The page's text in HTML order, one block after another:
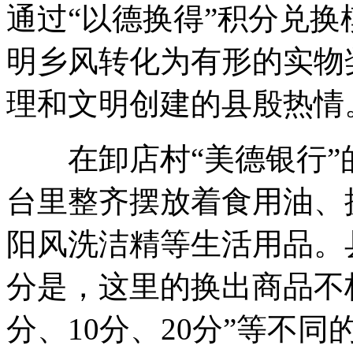
通过“以德换得”积分兑
明乡风转化为有形的实
理和文明创建的县殷热情
在卸店村“美德银行”
台里整齐摆放着食用油
阳风洗洁精等生活用品
分是，这里的换出商品
分、10分、20分”等不同